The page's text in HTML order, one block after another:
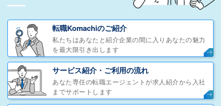
転職Komachiのご紹介
私たちはあなたと紹介企業の間に入りあなたの魅力
を最大限引き出します
サービス紹介・ご利用の流れ
あなた専任の転職エージェントが求人紹介から入社
までサポートします